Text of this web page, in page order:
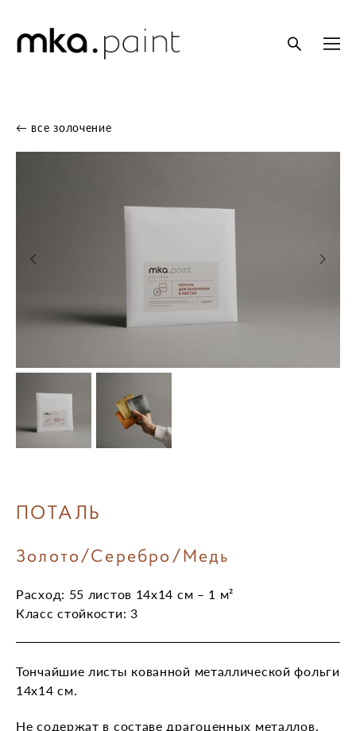
← все золочение
ПОТАЛЬ
Золото/Серебро/Медь
Расход: 55 листов 14х14 см – 1 м²
Класс стойкости: 3
Тончайшие листы кованной металлической фольги
14х14 см.
Не содержат в составе драгоценных металлов,